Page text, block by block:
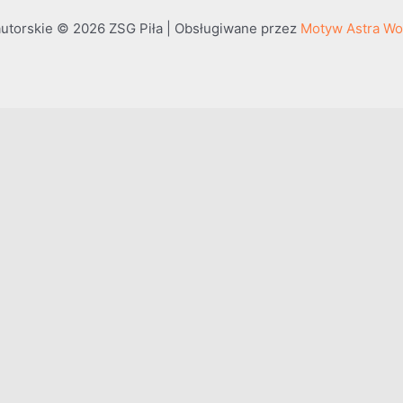
© 2026 ZSG Piła | Obsługiwane przez Motyw Astra